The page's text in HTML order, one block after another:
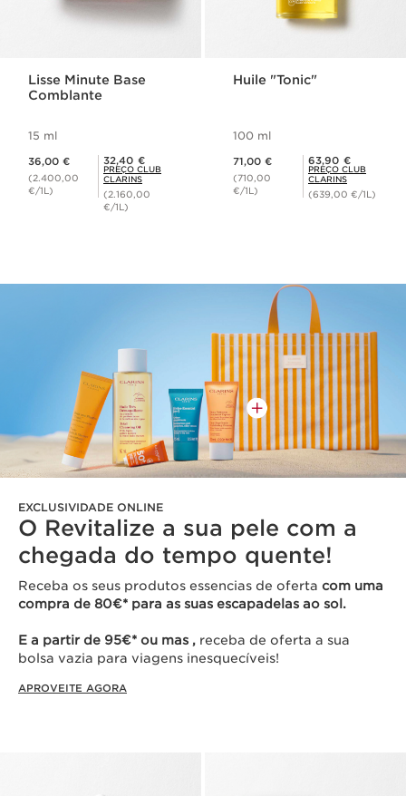
Lisse Minute Base
Comblante
15 ml
36,00 €
(2.400,00
€/1L)
Preço Club Clarins 32,40 €
32,40 €
PREÇO CLUB
CLARINS
(2.160,00
€/1L)
Huile "Tonic"
100 ml
71,00 €
(710,00
€/1L)
Preço Club Clarins 63,90 €
63,90 €
PREÇO CLUB
CLARINS
(639,00 €/1L)
EXCLUSIVIDADE ONLINE
O Revitalize a sua pele com a
chegada do tempo quente!
Receba os seus produtos essencias de oferta com uma
compra de 80€* para as suas escapadelas ao sol.
E a partir de 95€* ou mas , receba de oferta a sua
bolsa vazia para viagens inesquecíveis!
APROVEITE AGORA